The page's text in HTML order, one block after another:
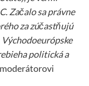
Začalo sa právne
za zúčastňujú
politická a